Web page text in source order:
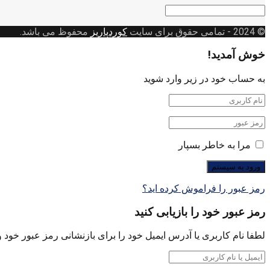
دسته
© 2024
- تمامی حقوق برای سایت کوردپاریز محفوظ می باشد.
خوش آمدید!
به حساب خود در زیر وارد شوید
مرا به خاطر بسپار
رمز عبور را فراموش کرده اید؟
رمز عبور خود را بازیابی کنید
لطفا نام کاربری یا آدرس ایمیل خود را برای بازنشانی رمز عبور خود